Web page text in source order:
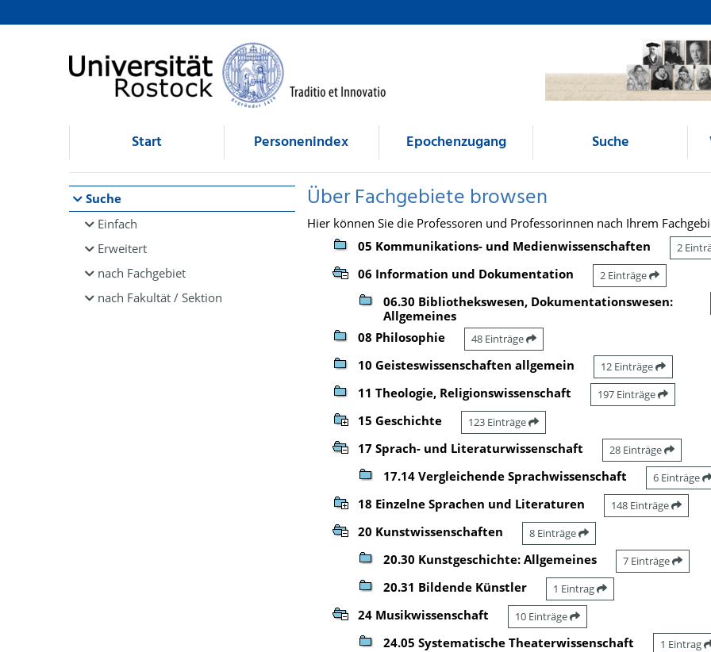
Browsen
direkt zum Inhalt
Start Personenindex Epochenzugang Suche
Suche
Einfach
Erweitert
nach Fachgebiet
nach Fakultät / Sektion
Über Fachgebiete browsen
Hier können Sie die Professoren und Professorinnen nach Ihrem
05 Kommunikations- und Medienwissenschaften
2
06 Information und Dokumentation 2 Einträge
06.30 Bibliothekswesen, Dokumentationswesen:
Allgemeines
08 Philosophie 48 Einträge
10 Geisteswissenschaften allgemein 12 Einträge
11 Theologie, Religionswissenschaft 197 Einträge
15 Geschichte 123 Einträge
17 Sprach- und Literaturwissenschaft 28 Einträge
17.14 Vergleichende Sprachwissenschaft 6 Einträge
18 Einzelne Sprachen und Literaturen 148 Einträge
20 Kunstwissenschaften 8 Einträge
20.30 Kunstgeschichte: Allgemeines 7 Einträge
20.31 Bildende Künstler 1 Eintrag
24 Musikwissenschaft 10 Einträge
24.05 Systematische Theaterwissenschaft 1 Eintrag